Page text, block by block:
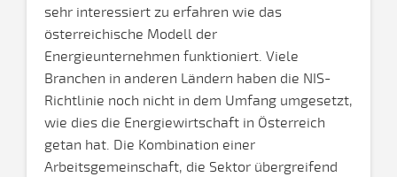
sehr interessiert zu erfahren wie das
österreichische Modell der
Energieunternehmen funktioniert. Viele
Branchen in anderen Ländern haben die NIS-
Richtlinie noch nicht in dem Umfang umgesetzt,
wie dies die Energiewirtschaft in Österreich
getan hat. Die Kombination einer
Arbeitsgemeinschaft, die Sektor übergreifend